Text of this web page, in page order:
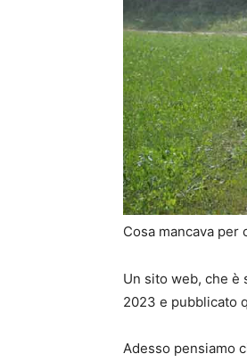
Cosa mancava per
Un sito web, che è
2023 e pubblicato
Adesso pensiamo